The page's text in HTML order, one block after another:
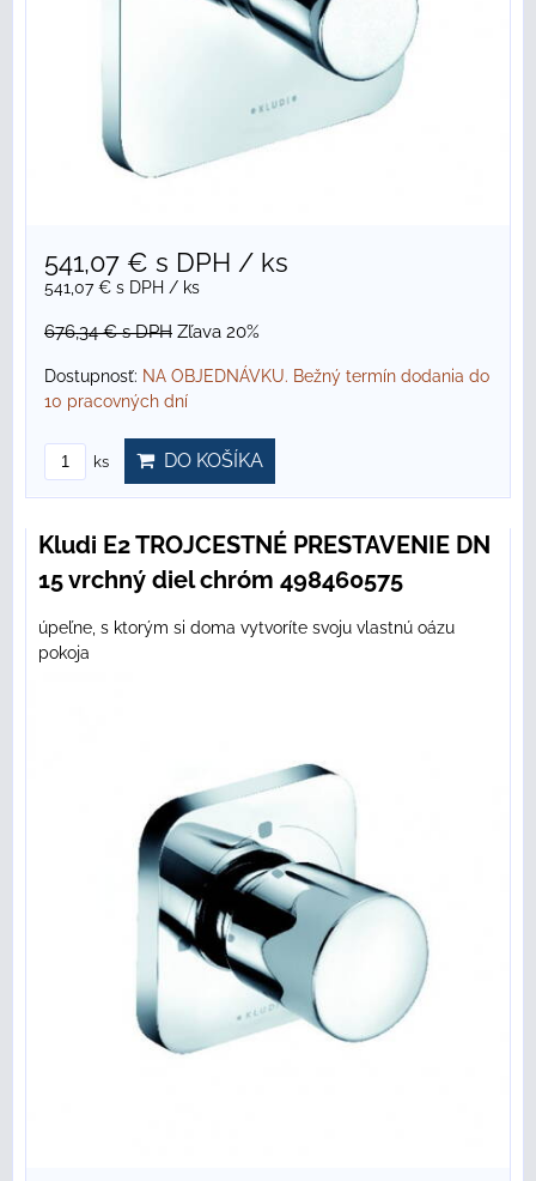
541,07 € s DPH / ks
541,07 € s DPH / ks
676,34 €s DPH Zľava 20%
Dostupnosť: NA OBJEDNÁVKU. Bežný termín dodania do
10 pracovných dní
ks DO KOŠÍKA
Kludi E2 TROJCESTNÉ PRESTAVENIE DN
15 vrchný diel chróm 498460575
úpeľne, s ktorým si doma vytvoríte svoju vlastnú oázu
pokoja